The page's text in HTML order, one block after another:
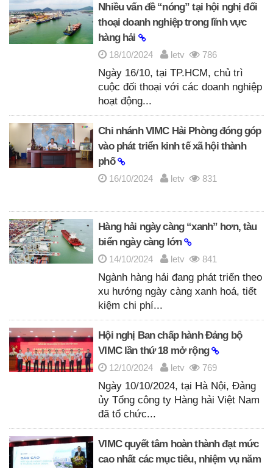
Nhiều vấn đề “nóng” tại hội nghị đối
thoại doanh nghiệp trong lĩnh vực
hàng hải
18/10/2024 letv 786
Ngày 16/10, tại TP.HCM, chủ trì
cuộc đối thoại với các doanh nghiệp
hoạt động...
Chi nhánh VIMC Hải Phòng đóng góp
vào phát triển kinh tế xã hội thành
phố
16/10/2024 letv 831
Hàng hải ngày càng “xanh” hơn, tàu
biển ngày càng lớn
14/10/2024 letv 841
Ngành hàng hải đang phát triển theo
xu hướng ngày càng xanh hoá, tiết
kiệm chi phí...
Hội nghị Ban chấp hành Đảng bộ
VIMC lần thứ 18 mở rộng
12/10/2024 letv 769
Ngày 10/10/2024, tại Hà Nội, Đảng
ủy Tổng công ty Hàng hải Việt Nam
đã tổ chức...
VIMC quyết tâm hoàn thành đạt mức
cao nhất các mục tiêu, nhiệm vụ năm